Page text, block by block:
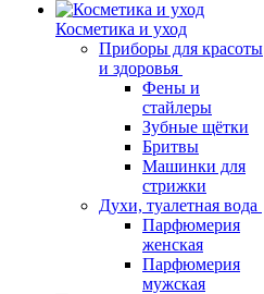
Косметика и уход
Приборы для красоты
и здоровья
Фены и
стайлеры
Зубные щётки
Бритвы
Машинки для
стрижки
Духи, туалетная вода
Парфюмерия
женская
Парфюмерия
мужская